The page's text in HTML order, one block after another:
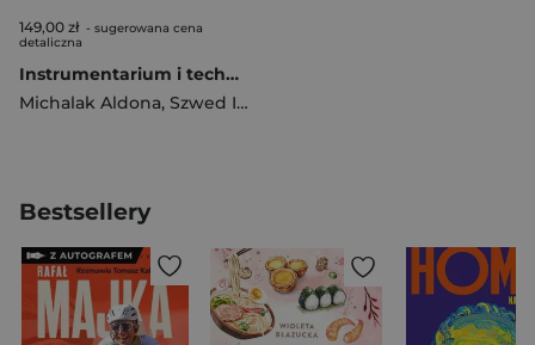
149,00 zł - sugerowana cena
detaliczna
Instrumentarium i techniki zabiegów w chirurgii klatki piersiowej
Michalak Aldona, Szwed Izabela
Bestsellery